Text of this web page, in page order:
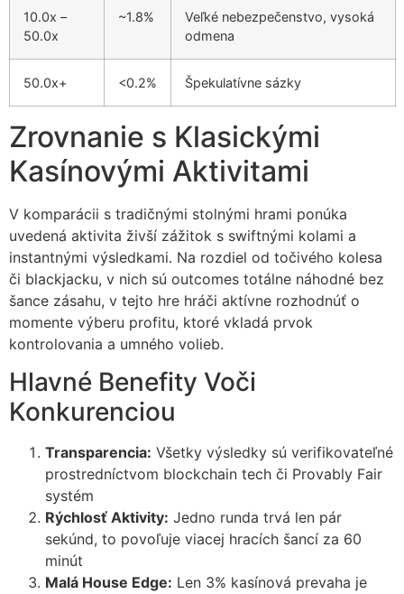
10.0x –
50.0x
~1.8%
Veľké nebezpečenstvo, vysoká
odmena
50.0x+ <0.2% Špekulatívne sázky
Zrovnanie s Klasickými
Kasínovými Aktivitami
V komparácii s tradičnými stolnými hrami ponúka
uvedená aktivita živší zážitok s swiftnými kolami a
instantnými výsledkami. Na rozdiel od točivého kolesa
či blackjacku, v nich sú outcomes totálne náhodné bez
šance zásahu, v tejto hre hráči aktívne rozhodnúť o
momente výberu profitu, ktoré vkladá prvok
kontrolovania a umného volieb.
Hlavné Benefity Voči
Konkurenciou
Transparencia: Všetky výsledky sú verifikovateľné
prostredníctvom blockchain tech či Provably Fair
systém
Rýchlosť Aktivity: Jedno runda trvá len pár
sekúnd, to povoľuje viacej hrаcích šancí za 60
minút
Malá House Edge: Len 3% kasínová prevaha je